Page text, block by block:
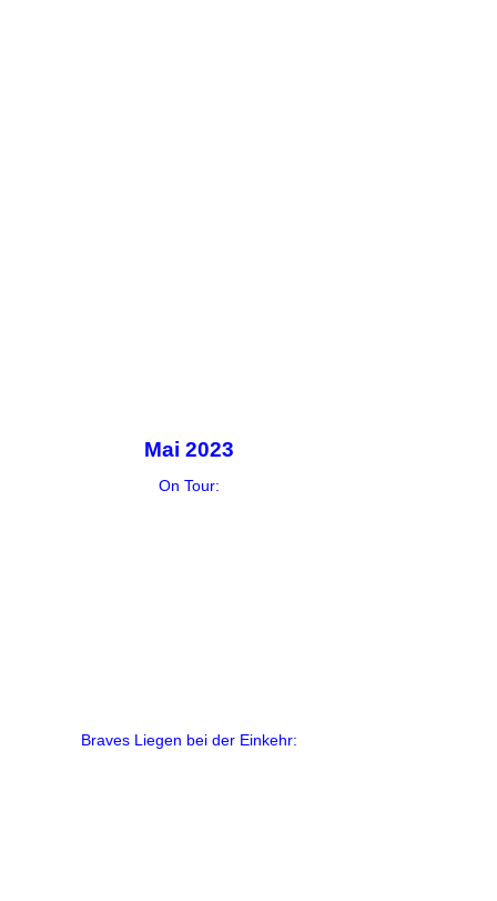
Mai 2023
On Tour:
Braves Liegen bei der Einkehr: